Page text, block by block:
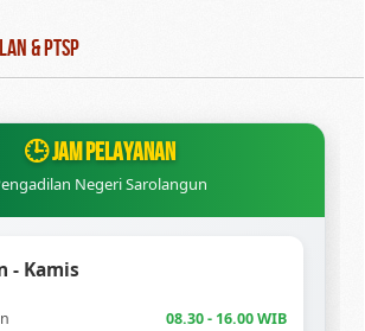
& PTSP
🕒 JAM PELAYANAN
Negeri Sarolangun
- Kamis
08.30 - 16.00 WIB